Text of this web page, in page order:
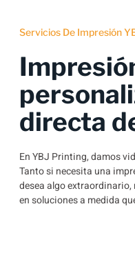
Servicios De Impresión
directa
En YBJ Printing, damos
Tanto si necesita una
desea algo
en soluciones a medida